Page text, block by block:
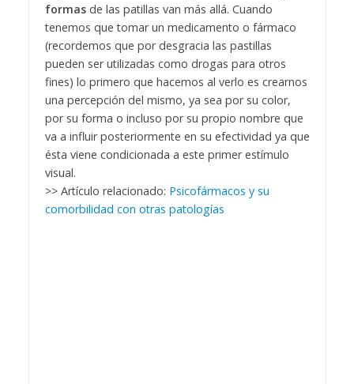
formasde las patillas van más allá. Cuando
tenemos que tomar un medicamento o fármaco
(recordemos que por desgracia las pastillas
pueden ser utilizadas como drogas para otros
fines) lo primero que hacemos al verlo es crearnos
una percepción del mismo, ya sea por su color,
por su forma o incluso por su propio nombre que
va a influir posteriormente en su efectividad ya que
ésta viene condicionada a este primer estímulo
visual.
>> Artículo relacionado: Psicofármacos y su
comorbilidad con otras patologías